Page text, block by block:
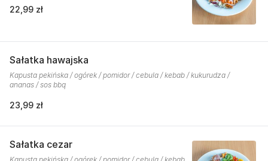
22,99 zł
Sałatka hawajska
Kapusta pekińska / ogórek / pomidor / cebula / kebab / kukurudza /
ananas / sos bbq
23,99 zł
Sałatka cezar